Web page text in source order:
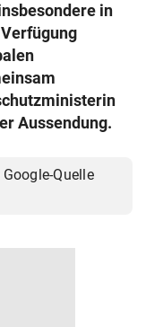
in
Aussendung.
Quelle